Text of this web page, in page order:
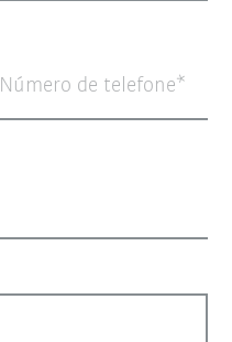
Número de telefone